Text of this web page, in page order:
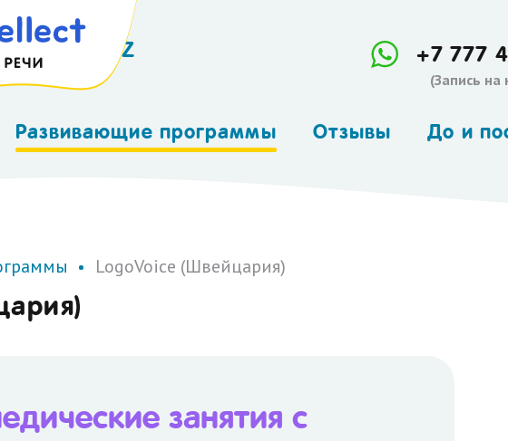
KZ +7 777
(Запись на
Развивающие программы
(Neuroimpuls)
Курс-интенсив
(кислород)
Отзывы До и
LogoVoice (Швейцария)
занятия с